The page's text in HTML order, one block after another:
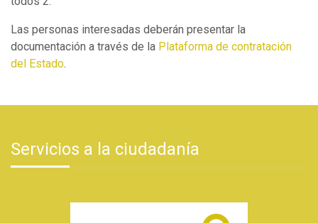
Las personas interesadas deberán presentar la
documentación a través de la Plataforma de contratación
del Estado.
Servicios a la ciudadanía